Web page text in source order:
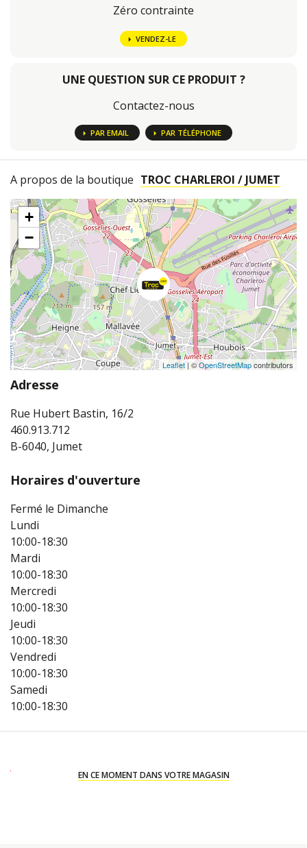
Zéro contrainte
VENDEZ-LE
UNE QUESTION SUR CE PRODUIT ?
Contactez-nous
PAR EMAIL PAR TÉLÉPHONE
A propos de la boutique TROC CHARLEROI / JUMET
+
−
Leaflet| ©OpenStreetMapcontributors
Adresse
Rue Hubert Bastin, 16/2
460.913.712
B-6040, Jumet
Horaires d'ouverture
Fermé le Dimanche
Lundi
10:00-18:30
Mardi
10:00-18:30
Mercredi
10:00-18:30
Jeudi
10:00-18:30
Vendredi
10:00-18:30
Samedi
10:00-18:30
EN CE MOMENT DANS VOTRE MAGASIN